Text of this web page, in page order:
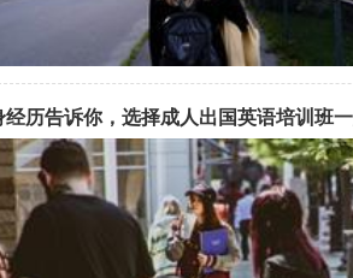
经历告诉你，选择成人出国英语培训班